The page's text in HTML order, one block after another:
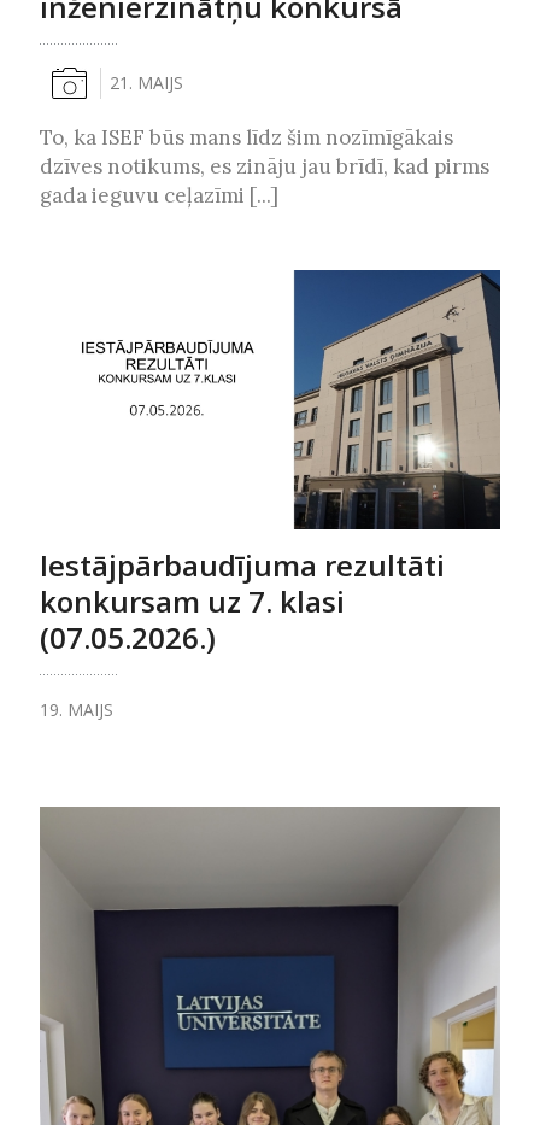
21. MAIJS
To, ka ISEF būs mans līdz šim nozīmīgākais
dzīves notikums, es zināju jau brīdī, kad pirms
gada ieguvu ceļazīmi [...]
Iestājpārbaudījuma rezultāti
konkursam uz 7. klasi
(07.05.2026.)
19. MAIJS